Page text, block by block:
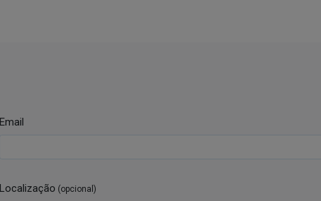
Email
Localização (opcional)